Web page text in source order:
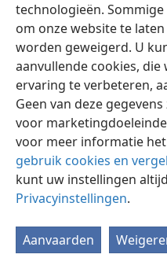
technologieën.
om onze website te
worden geweigerd. U
aanvullende cookies,
ervaring te verbeteren,
Geen van deze
voor
voor meer informatie het
gebruik cookies en
kunt uw instellingen
Privacyinstellingen.
Aanvaarden
Nederlands
Copyright © 2026 Watch Tower
Gebruiksvoorwaarden